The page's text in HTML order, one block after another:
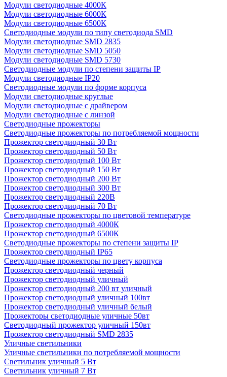
Модули светодиодные 4000К
Модули светодиодные 6000К
Модули светодиодные 6500К
Светодиодные модули по типу светодиода SMD
Модули светодиодные SMD 2835
Модули светодиодные SMD 5050
Модули светодиодные SMD 5730
Светодиодные модули по степени защиты IP
Модули светодиодные IP20
Светодиодные модули по форме корпуса
Модули светодиодные круглые
Модули светодиодные с драйвером
Модули светодиодные с линзой
Светодиодные прожекторы
Светодиодные прожекторы по потребляемой мощности
Прожектор светодиодный 30 Вт
Прожектор светодиодный 50 Вт
Прожектор светодиодный 100 Вт
Прожектор светодиодный 150 Вт
Прожектор светодиодный 200 Вт
Прожектор светодиодный 300 Вт
Прожектор светодиодный 220В
Прожектор светодиодный 70 Вт
Светодиодные прожекторы по цветовой температуре
Прожектор светодиодный 4000К
Прожектор светодиодный 6500К
Светодиодные прожекторы по степени защиты IP
Прожектор светодиодный IP65
Светодиодные прожекторы по цвету корпуса
Прожектор светодиодный черный
Прожектор светодиодный уличный
Прожектор светодиодный 200 вт уличный
Прожектор светодиодный уличный 100вт
Прожектор светодиодный уличный белый
Прожекторы светодиодные уличные 50вт
Светодиодный прожектор уличный 150вт
Прожектор светодиодный SMD 2835
Уличные светильники
Уличные светильники по потребляемой мощности
Светильник уличный 5 Вт
Светильник уличный 7 Вт